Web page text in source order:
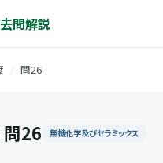
問解説
問26
26 無機化学及びセラミックス